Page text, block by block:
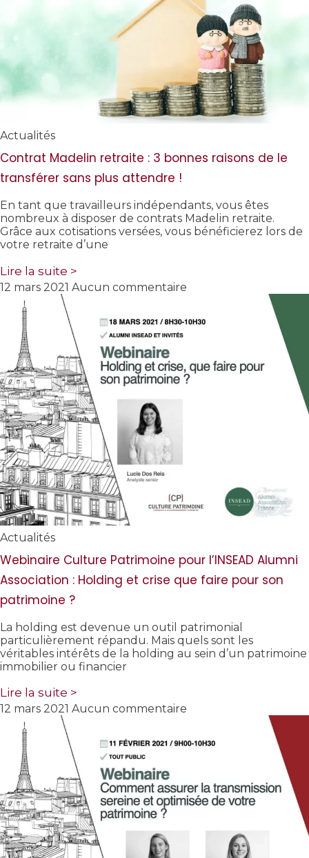
Actualités
Contrat Madelin retraite : 3 bonnes raisons de le
transférer sans plus attendre !
En tant que travailleurs indépendants, vous êtes
nombreux à disposer de contrats Madelin retraite.
Grâce aux cotisations versées, vous bénéficierez lors de
votre retraite d’une
Lire la suite >
12 mars 2021 Aucun commentaire
Actualités
Webinaire Culture Patrimoine pour l’INSEAD Alumni
Association : Holding et crise que faire pour son
patrimoine ?
La holding est devenue un outil patrimonial
particulièrement répandu. Mais quels sont les
véritables intérêts de la holding au sein d’un patrimoine
immobilier ou financier
Lire la suite >
12 mars 2021 Aucun commentaire